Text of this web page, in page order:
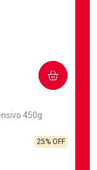
450g
25% OFF
COMPRAR